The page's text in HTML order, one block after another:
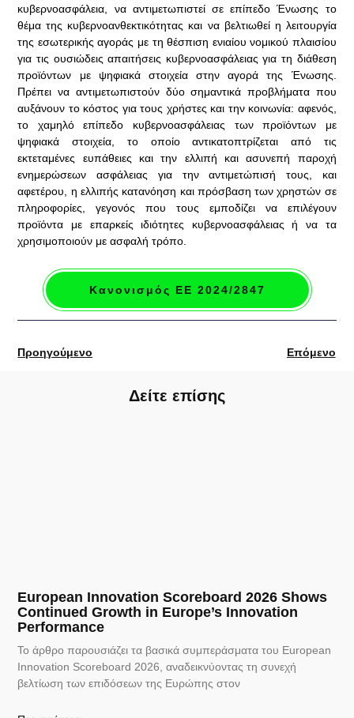
κυβερνοασφάλεια, να αντιμετωπιστεί σε επίπεδο Ένωσης το
θέμα της κυβερνοανθεκτικότητας και να βελτιωθεί η λειτουργία
της εσωτερικής αγοράς με τη θέσπιση ενιαίου νομικού πλαισίου
για τις ουσιώδεις απαιτήσεις κυβερνοασφάλειας για τη διάθεση
προϊόντων με ψηφιακά στοιχεία στην αγορά της Ένωσης.
Πρέπει να αντιμετωπιστούν δύο σημαντικά προβλήματα που
αυξάνουν το κόστος για τους χρήστες και την κοινωνία: αφενός,
το χαμηλό επίπεδο κυβερνοασφάλειας των προϊόντων με
ψηφιακά στοιχεία, το οποίο αντικατοπτρίζεται από τις
εκτεταμένες ευπάθειες και την ελλιπή και ασυνεπή παροχή
ενημερώσεων ασφάλειας για την αντιμετώπισή τους, και
αφετέρου, η ελλιπής κατανόηση και πρόσβαση των χρηστών σε
πληροφορίες, γεγονός που τους εμποδίζει να επιλέγουν
προϊόντα με επαρκείς ιδιότητες κυβερνοασφάλειας ή να τα
χρησιμοποιούν με ασφαλή τρόπο.
Κανονισμός ΕΕ 2024/2847
Προηγούμενο Επόμενο
Δείτε επίσης
European Innovation Scoreboard 2026 Shows
Continued Growth in Europe’s Innovation
Performance
Το άρθρο παρουσιάζει τα βασικά συμπεράσματα του European
Innovation Scoreboard 2026, αναδεικνύοντας τη συνεχή
βελτίωση των επιδόσεων της Ευρώπης στον